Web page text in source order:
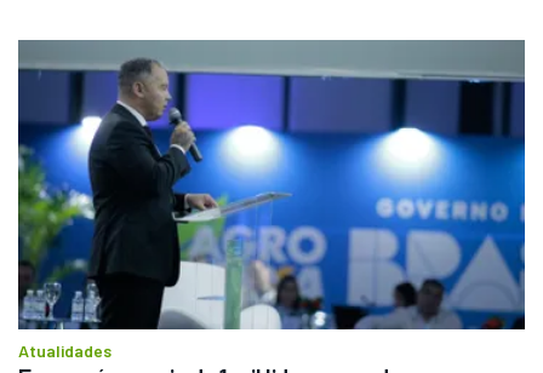
Atualidades